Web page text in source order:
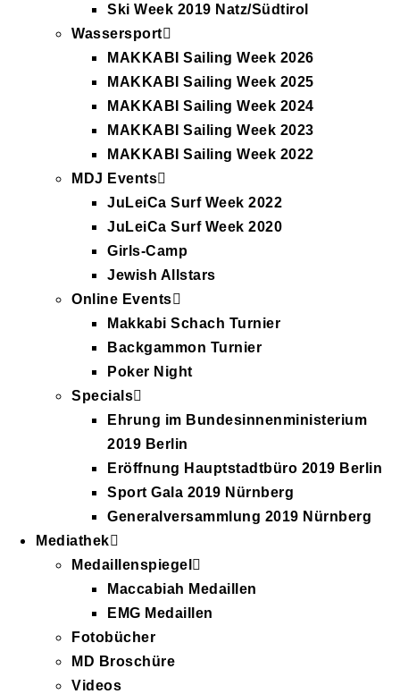
Ski Week 2019 Natz/Südtirol
Wassersport
MAKKABI Sailing Week 2026
MAKKABI Sailing Week 2025
MAKKABI Sailing Week 2024
MAKKABI Sailing Week 2023
MAKKABI Sailing Week 2022
MDJ Events
JuLeiCa Surf Week 2022
JuLeiCa Surf Week 2020
Girls-Camp
Jewish Allstars
Online Events
Makkabi Schach Turnier
Backgammon Turnier
Poker Night
Specials
Ehrung im Bundesinnenministerium
2019 Berlin
Eröffnung Hauptstadtbüro 2019 Berlin
Sport Gala 2019 Nürnberg
Generalversammlung 2019 Nürnberg
Mediathek
Medaillenspiegel
Maccabiah Medaillen
EMG Medaillen
Fotobücher
MD Broschüre
Videos